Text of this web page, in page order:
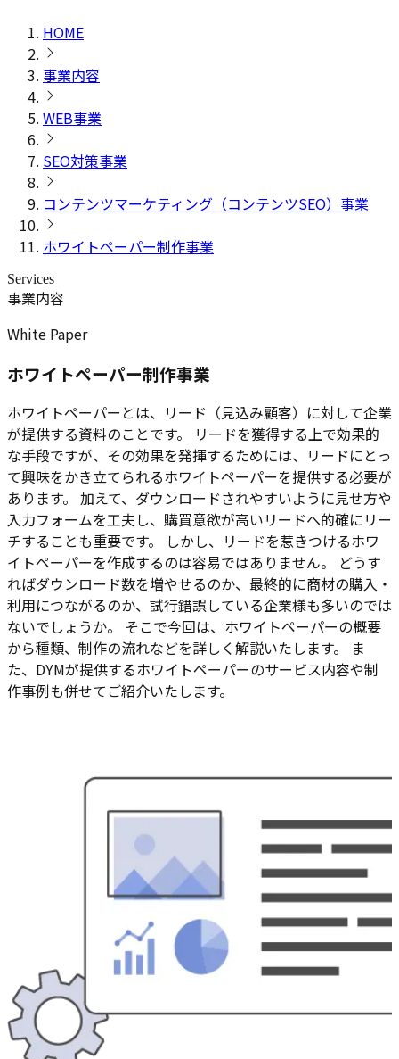
HOME
事業内容
WEB事業
SEO対策事業
コンテンツマーケティング（コンテンツSEO）事業
ホワイトペーパー制作事業
Services
事業内容
White Paper
ホワイトペーパー制作事業
ホワイトペーパーとは、リード（見込み顧客）に対して企業
が提供する資料のことです。 リードを獲得する上で効果的
な手段ですが、その効果を発揮するためには、リードにとっ
て興味をかき立てられるホワイトペーパーを提供する必要が
あります。 加えて、ダウンロードされやすいように見せ方や
入力フォームを工夫し、購買意欲が高いリードへ的確にリー
チすることも重要です。 しかし、リードを惹きつけるホワ
イトペーパーを作成するのは容易ではありません。 どうす
ればダウンロード数を増やせるのか、最終的に商材の購入・
利用につながるのか、試行錯誤している企業様も多いのでは
ないでしょうか。 そこで今回は、ホワイトペーパーの概要
から種類、制作の流れなどを詳しく解説いたします。 ま
た、DYMが提供するホワイトペーパーのサービス内容や制
作事例も併せてご紹介いたします。